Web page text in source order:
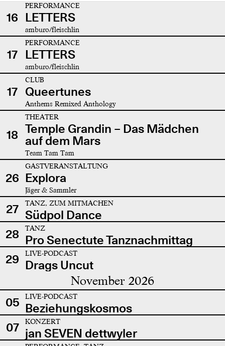
16
PERFORMANCE
LETTERS
amburo/fleischlin
17
PERFORMANCE
LETTERS
amburo/fleischlin
17
CLUB
Queertunes
Anthems Remixed Anthology
18
THEATER
Temple Grandin – Das Mädchen
auf dem Mars
Team Tam Tam
26
GASTVERANSTALTUNG
Explora
Jäger & Sammler
27 TANZ, ZUM MITMACHEN
Südpol Dance
28
TANZ
Pro Senectute Tanznachmittag
29
LIVE-PODCAST
Drags Uncut
November 2026
05 LIVE-PODCAST
Beziehungskosmos
07
KONZERT
jan SEVEN dettwyler